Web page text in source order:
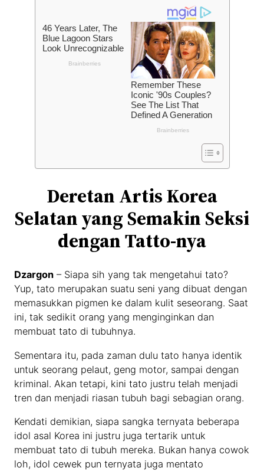
Deretan Artis Korea
Selatan yang Semakin Seksi
dengan Tatto-nya
Dzargon – Siapa sih yang tak mengetahui tato?
Yup, tato merupakan suatu seni yang dibuat dengan
memasukkan pigmen ke dalam kulit seseorang. Saat
ini, tak sedikit orang yang menginginkan dan
membuat tato di tubuhnya.
Sementara itu, pada zaman dulu tato hanya identik
untuk seorang pelaut, geng motor, sampai dengan
kriminal. Akan tetapi, kini tato justru telah menjadi
tren dan menjadi riasan tubuh bagi sebagian orang.
Kendati demikian, siapa sangka ternyata beberapa
idol asal Korea ini justru juga tertarik untuk
membuat tato di tubuh mereka. Bukan hanya cowok
loh, idol cewek pun ternyata juga mentato